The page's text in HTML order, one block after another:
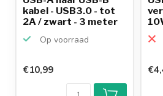
kabel - USB3.0 - tot
2A / zwart - 3 meter
Op voorraad
€10,99